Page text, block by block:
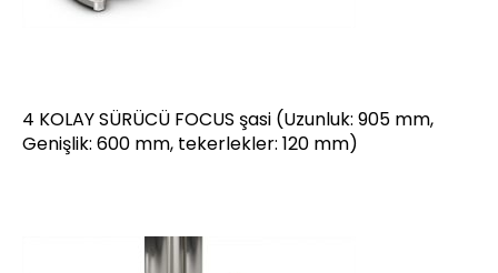
4 KOLAY SÜRÜCÜ FOCUS şasi (Uzunluk: 905 mm,
Genişlik: 600 mm, tekerlekler: 120 mm)